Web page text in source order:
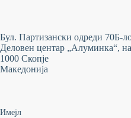
Бул. Партизански одреди 70Б-
Деловен центар „Алуминка“,
1000 Скопје
Македонија
Имејл